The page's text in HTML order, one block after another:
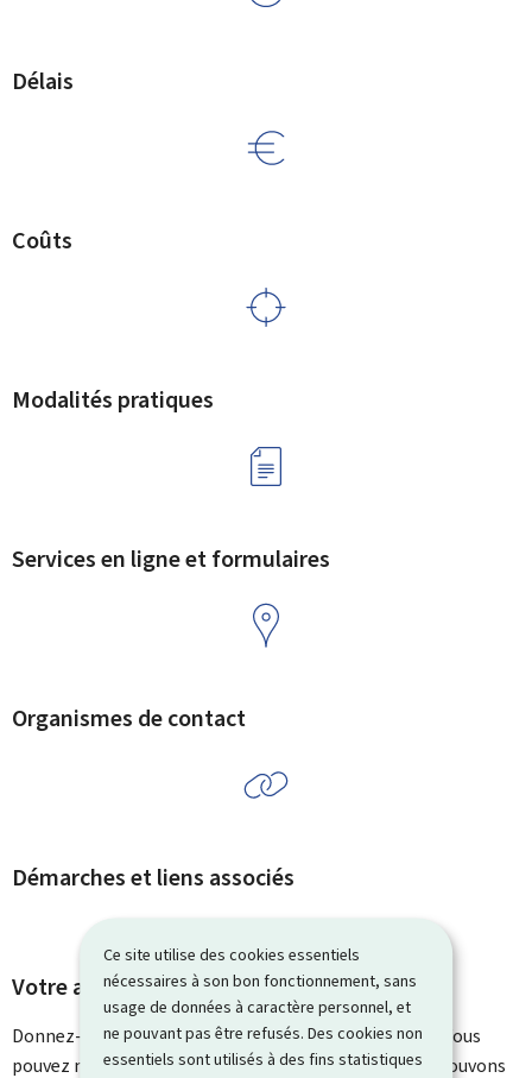
Ce site utilise des cookies essentiels
nécessaires à son bon fonctionnement, sans
usage de données à caractère personnel, et
ne pouvant pas être refusés. Des cookies non
essentiels sont utilisés à des fins statistiques
Délais
Coûts
Modalités pratiques
Services en ligne et formulaires
Organismes de contact
Démarches et liens associés
Votre avis nous intéresse
Donnez-nous votre avis sur le contenu de cette page. Vous
pouvez nous laisser un commentaire sur ce que nous pouvons